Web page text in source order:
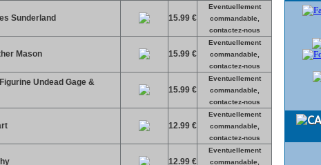
Sunderland 15.99 €
Eventuellement
commandable,
contactez-nous
Mason 15.99 €
Eventuellement
commandable,
contactez-nous
Undead Gage &
15.99 €
Eventuellement
commandable,
contactez-nous
12.99 €
Eventuellement
commandable,
contactez-nous
12.99 €
Eventuellement
commandable,